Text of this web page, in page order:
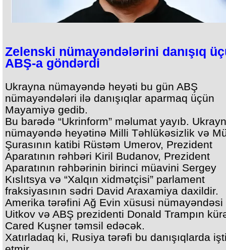
Zelenski nümayəndələrini danışıq
ABŞ-a göndərdi
Ukrayna nümayəndə heyəti bu gün ABŞ
nümayəndələri ilə danışıqlar aparmaq üçün
Mayamiyə gedib.
Bu barədə “Ukrinform” məlumat yayıb.
nümayəndə heyətinə Milli Təhlükəsizlik və
Şurasının katibi Rüstəm Umerov, Prezident
Aparatının rəhbəri Kiril Budanov, Prezident
Aparatının rəhbərinin birinci müavini Sergey
Kıslıtsya və “Xalqın xidmətçisi” parlament
fraksiyasının sədri David Araxamiya daxildir.
Amerika tərəfini Ağ Evin xüsusi nümayəndəsi
Uitkov və ABŞ prezidenti Donald Trampın
Cared Kuşner təmsil edəcək.
Xatırladaq ki, Rusiya tərəfi bu danışıqlarda